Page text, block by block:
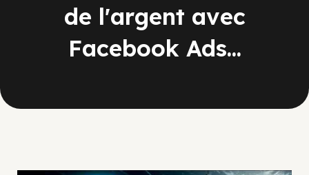
de l'argent avec
Facebook Ads...